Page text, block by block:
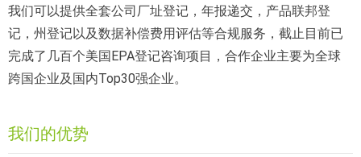
我们可以提供全套公司厂址登记，年报递交，产品联邦登
记，州登记以及数据补偿费用评估等合规服务，截止目前已
完成了几百个美国EPA登记咨询项目，合作企业主要为全球
跨国企业及国内Top30强企业。
我们的优势